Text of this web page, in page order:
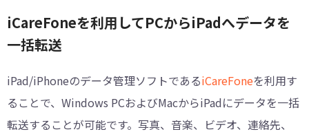
iCareFoneを利用してPCからiPadへデータを
一括転送
iPad/iPhoneのデータ管理ソフトであるiCareFoneを利用す
ることで、Windows PCおよびMacからiPadにデータを一括
転送することが可能です。写真、音楽、ビデオ、連絡先、